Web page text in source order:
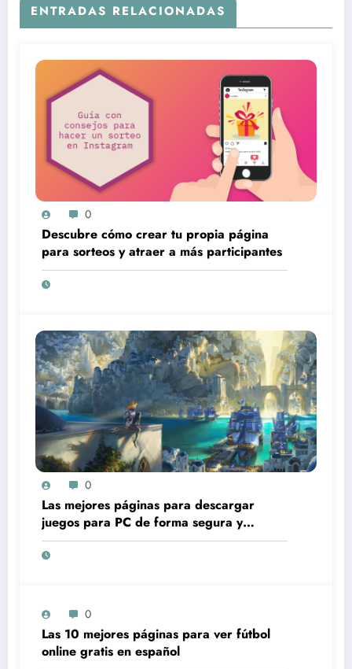
ENTRADAS RELACIONADAS
0
Descubre cómo crear tu propia página
para sorteos y atraer a más participantes
0
Las mejores páginas para descargar
juegos para PC de forma segura y
gratuita
0
Las 10 mejores páginas para ver fútbol
online gratis en español